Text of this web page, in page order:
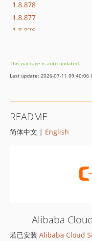
1.8.878
1.8.877
1.8.876
1.8.873
1.8.872
1.8.851
1.8.850
1.8.843
1.8.842
This package is auto-updated.
Last update: 2026-07-11 09:40:06
README
简体中文 | English
Alibaba
若已安装 Alibaba Cloud